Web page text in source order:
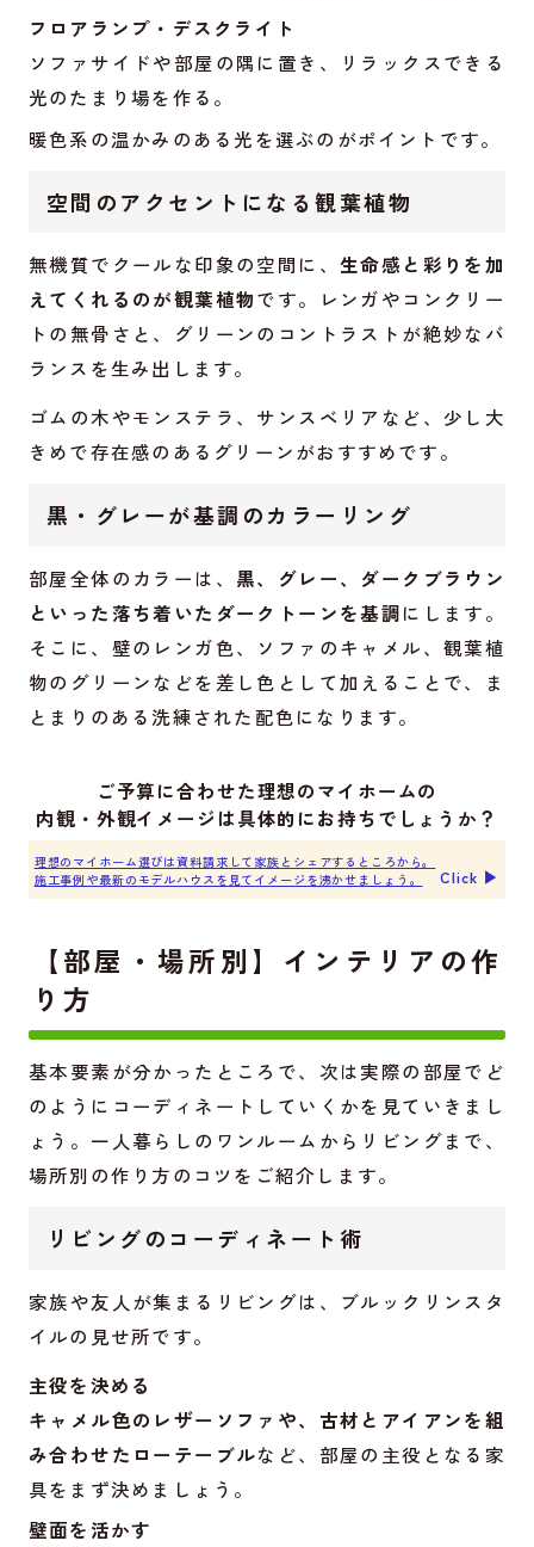
フロアランプ・デスクライト
ソファサイドや部屋の隅に置き、リラックスできる
光のたまり場を作る。
暖色系の温かみのある光を選ぶのがポイントです。
空間のアクセントになる観葉植物
無機質でクールな印象の空間に、生命感と彩りを加
えてくれるのが観葉植物です。レンガやコンクリー
トの無骨さと、グリーンのコントラストが絶妙なバ
ランスを生み出します。
ゴムの木やモンステラ、サンスベリアなど、少し大
きめで存在感のあるグリーンがおすすめです。
黒・グレーが基調のカラーリング
部屋全体のカラーは、 黒、グレー、ダークブラウン
といった落ち着いたダークトーンを基調にします。
そこに、壁のレンガ色、ソファのキャメル、観葉植
物のグリーンなどを差し色として加えることで、ま
とまりのある洗練された配色になります。
ご予算に合わせた理想のマイホームの
内観・外観イメージは具体的にお持ちでしょうか？
理想のマイホーム選びは資料請求して家族とシェアするところから。
施工事例や最新のモデルハウスを見てイメージを沸かせましょう。
Click ▶︎
【部屋・場所別】インテリアの作
り方
基本要素が分かったところで、次は実際の部屋でど
のようにコーディネートしていくかを見ていきまし
ょう。一人暮らしのワンルームからリビングまで、
場所別の作り方のコツをご紹介します。
リビングのコーディネート術
家族や友人が集まるリビングは、ブルックリンスタ
イルの見せ所です。
主役を決める
キャメル色のレザーソファや、古材とアイアンを組
み合わせたローテーブルなど、部屋の主役となる家
具をまず決めましょう。
壁面を活かす